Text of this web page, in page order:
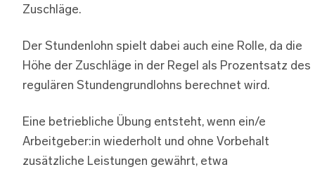
Zuschläge.
Der Stundenlohn spielt dabei auch eine Rolle, da die
Höhe der Zuschläge in der Regel als Prozentsatz des
regulären Stundengrundlohns berechnet wird.
Eine betriebliche Übung entsteht, wenn ein/e
Arbeitgeber:in wiederholt und ohne Vorbehalt
zusätzliche Leistungen gewährt, etwa